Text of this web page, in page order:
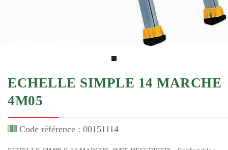
ECHELLE SIMPLE 14 MARCHE
4M05
Code référence : 00151114